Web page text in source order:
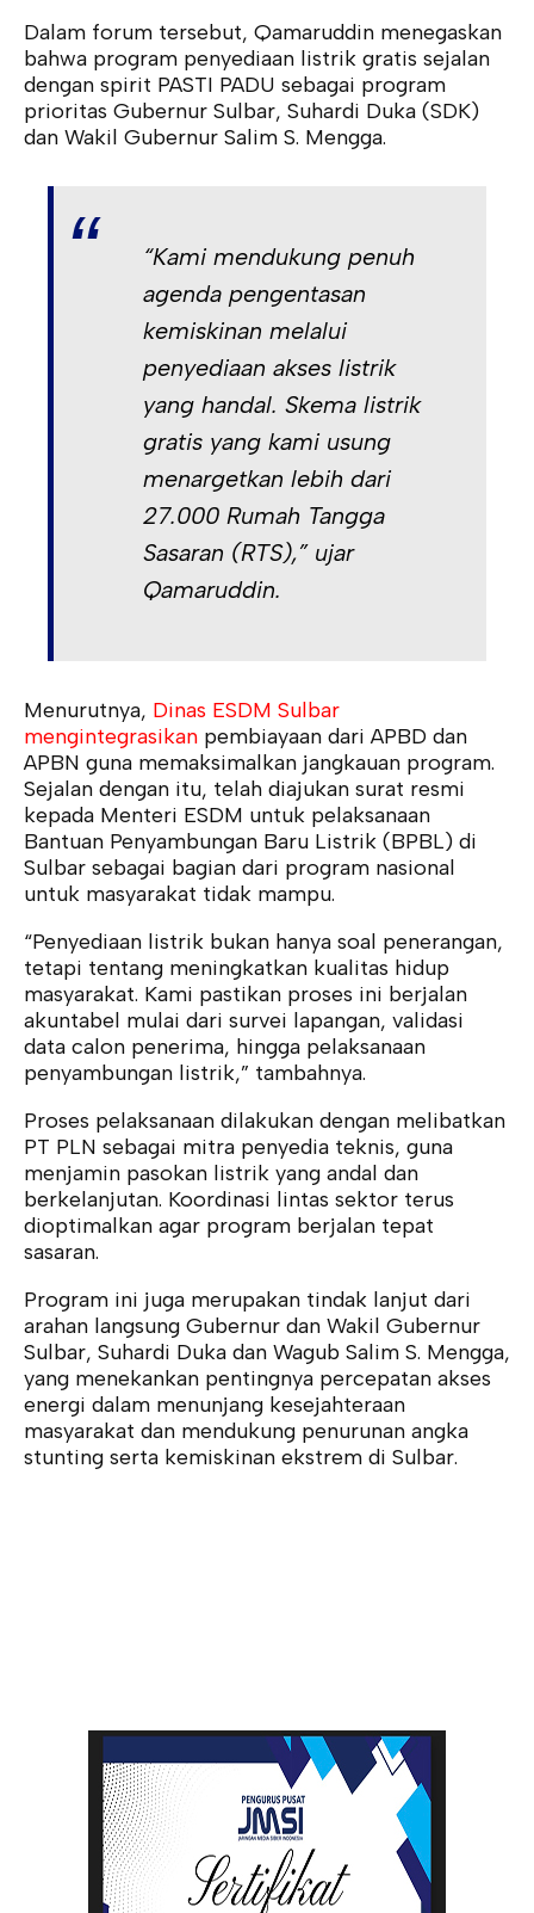
Dalam forum tersebut, Qamaruddin menegaskan
bahwa program penyediaan listrik gratis sejalan
dengan spirit PASTI PADU sebagai program
prioritas Gubernur Sulbar, Suhardi Duka (SDK)
dan Wakil Gubernur Salim S. Mengga.
“Kami mendukung penuh
agenda pengentasan
kemiskinan melalui
penyediaan akses listrik
yang handal. Skema listrik
gratis yang kami usung
menargetkan lebih dari
27.000 Rumah Tangga
Sasaran (RTS),” ujar
Qamaruddin.
Menurutnya, Dinas ESDM Sulbar
mengintegrasikan pembiayaan dari APBD dan
APBN guna memaksimalkan jangkauan program.
Sejalan dengan itu, telah diajukan surat resmi
kepada Menteri ESDM untuk pelaksanaan
Bantuan Penyambungan Baru Listrik (BPBL) di
Sulbar sebagai bagian dari program nasional
untuk masyarakat tidak mampu.
“Penyediaan listrik bukan hanya soal penerangan,
tetapi tentang meningkatkan kualitas hidup
masyarakat. Kami pastikan proses ini berjalan
akuntabel mulai dari survei lapangan, validasi
data calon penerima, hingga pelaksanaan
penyambungan listrik,” tambahnya.
Proses pelaksanaan dilakukan dengan melibatkan
PT PLN sebagai mitra penyedia teknis, guna
menjamin pasokan listrik yang andal dan
berkelanjutan. Koordinasi lintas sektor terus
dioptimalkan agar program berjalan tepat
sasaran.
Program ini juga merupakan tindak lanjut dari
arahan langsung Gubernur dan Wakil Gubernur
Sulbar, Suhardi Duka dan Wagub Salim S. Mengga,
yang menekankan pentingnya percepatan akses
energi dalam menunjang kesejahteraan
masyarakat dan mendukung penurunan angka
stunting serta kemiskinan ekstrem di Sulbar.